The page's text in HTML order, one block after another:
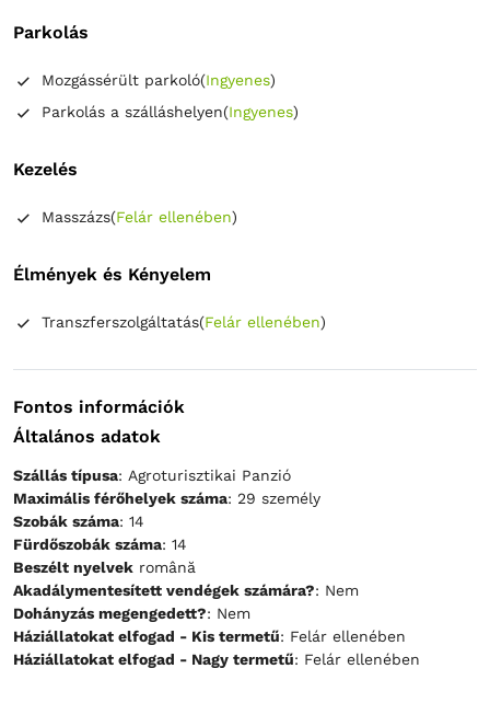
Parkolás
Mozgássérült parkoló(Ingyenes)
Parkolás a szálláshelyen(Ingyenes)
Kezelés
Masszázs(Felár ellenében)
Élmények és Kényelem
Transzferszolgáltatás(Felár ellenében)
Fontos információk
Általános adatok
Szállás típusa: Agroturisztikai Panzió
Maximális férőhelyek száma: 29 személy
Szobák száma: 14
Fürdőszobák száma: 14
Beszélt nyelvek română
Akadálymentesített vendégek számára?
: Nem
Dohányzás megengedett?
: Nem
Háziállatokat elfogad - Kis termetű
: Felár ellenében
Háziállatokat elfogad - Nagy termetű
: Felár ellenében